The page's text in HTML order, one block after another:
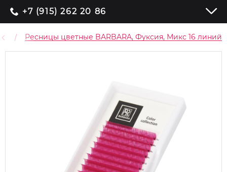
+7 (915) 262 20 86
Ресницы цветные BARBARA, Фуксия, Микс 16 линий